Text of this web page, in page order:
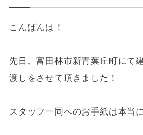
こんばんは！
先日、富田林市新青葉丘町にて
渡しをさせて頂きました！
スタッフ一同へのお手紙は本当